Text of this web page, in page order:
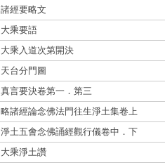
諸經要略文
大乘要語
大乘入道次第開決
天台分門圖
真言要決卷第一．第三
略諸經論念佛法門往生淨土集卷上
淨土五會念佛誦經觀行儀卷中．下
大乘淨土讚